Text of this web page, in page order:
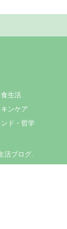
食生活
キンケア
ド・哲学
活ブログ.